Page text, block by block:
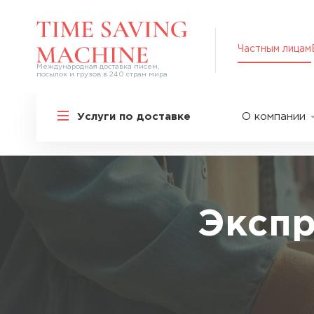
Международная доставка писем,
посылок и грузов в 240 стран мира
Частным лицам
Услуги по доставке
Международная доставка
СНГ
Экспресс-доставка в Россию
Специальные сервисы
Самые срочные тарифы
Перевозка специальных грузов
О компании
Оплата
Вакансии
Акции